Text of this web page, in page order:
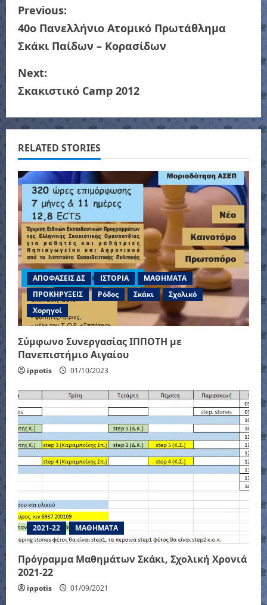
P
o
s
t
n
a
v
i
g
a
t
i
o
n
Previous:
40ο Πανελλήνιο Ατομικό Πρωτάθλημα
Σκάκι Παίδων – Κορασίδων
Next:
Σκακιστικό Camp 2012
RELATED STORIES
ΑΠΟΦΑΣΕΙΣ ΔΣ ΙΣΤΟΡΙΑ
ΜΑΘΗΜΑΤΑ
ΠΡΟΚΗΡΥΞΕΙΣ
Ρόδος Σκάκι
Σχολικό
Χορηγοί
Σύμφωνο Συνεργασίας ΙΠΠΟΤΗ με
Πανεπιστήμιο Αιγαίου
ippotis 01/10/2023
2021-22 ΜΑΘΗΜΑΤΑ
Πρόγραμμα Μαθημάτων Σκάκι, Σχολική Χρονιά
2021-22
ippotis 01/09/2021